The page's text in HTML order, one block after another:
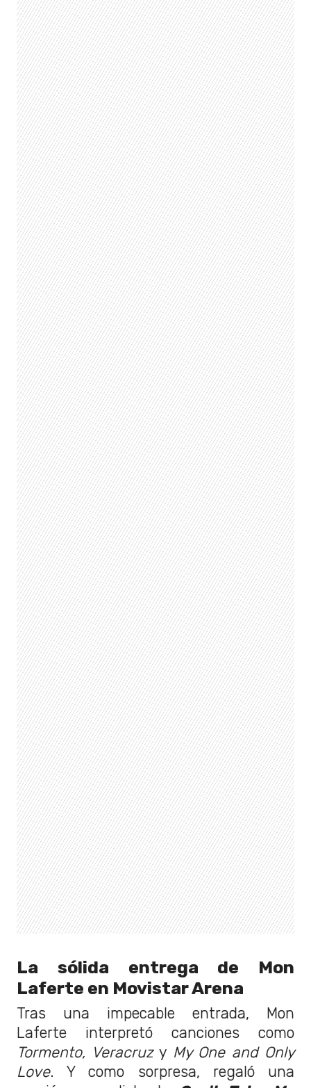
La sólida entrega de Mon
Laferte en Movistar Arena
Tras una impecable entrada, Mon
Laferte interpretó canciones como
Tormento, Veracruzy My One and Only
Love. Y como sorpresa, regaló una